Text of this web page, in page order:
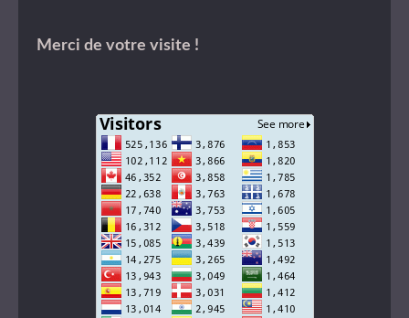
Merci de votre visite !